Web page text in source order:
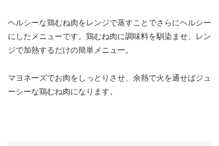
ヘルシーな鶏むね肉をレンジで蒸すことでさらにヘルシー
にしたメニューです。鶏むね肉に調味料を馴染ませ、レン
ジで加熱するだけの簡単メニュー。
マヨネーズでお肉をしっとりさせ、余熱で火を通せばジュ
ーシーな鶏むね肉になります。